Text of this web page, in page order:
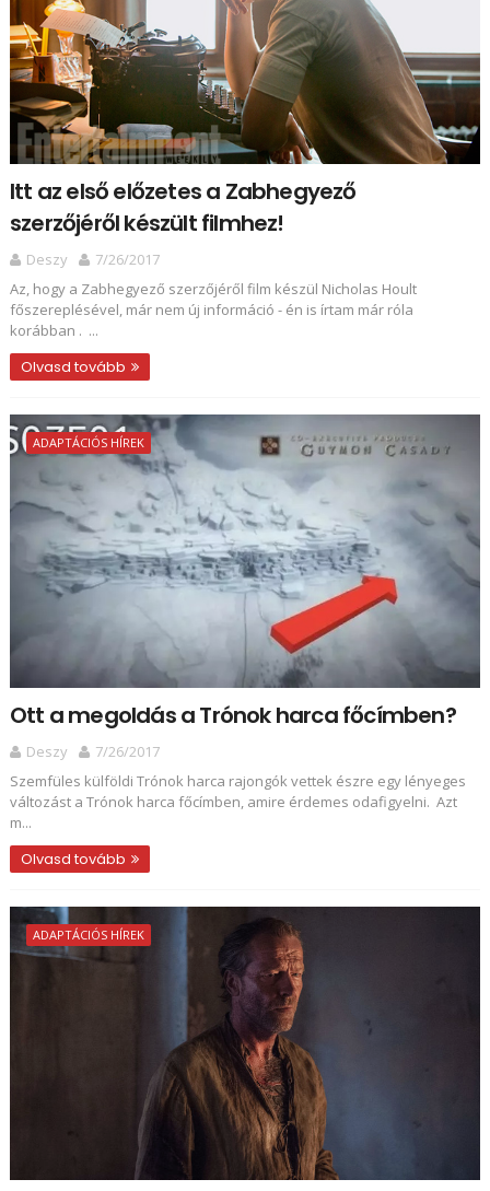
Itt az első előzetes a Zabhegyező
szerzőjéről készült filmhez!
Deszy
7/26/2017
Az, hogy a Zabhegyező szerzőjéről film készül Nicholas Hoult
főszereplésével, már nem új információ - én is írtam már róla
korábban . ...
Olvasd tovább
ADAPTÁCIÓS HÍREK
Ott a megoldás a Trónok harca főcímben?
Deszy
7/26/2017
Szemfüles külföldi Trónok harca rajongók vettek észre egy lényeges
változást a Trónok harca főcímben, amire érdemes odafigyelni. Azt
m...
Olvasd tovább
ADAPTÁCIÓS HÍREK